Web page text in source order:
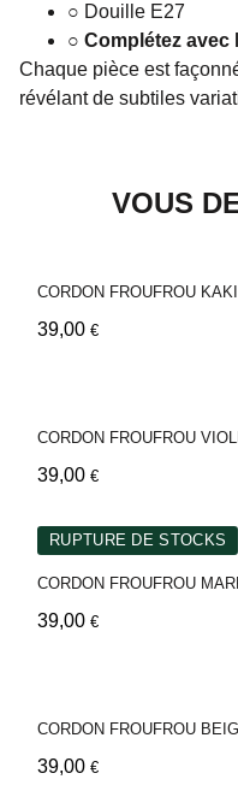
○ Douille E27
○ Complétez avec
Chaque pièce est
révélant de subtiles
VOUS
CORDON FROUFROU KAKI
39,00 €
CORDON FROUFROU
39,00 €
RUPTURE DE STOCKS
CORDON FROUFROU
39,00 €
CORDON FROUFROU
39,00 €